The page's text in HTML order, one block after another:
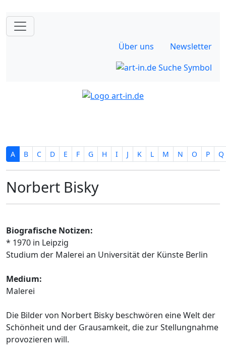
Über uns Newsletter
A B C D E F G H I J K L M N O P Q
Norbert Bisky
Biografische Notizen:
* 1970 in Leipzig
Studium der Malerei an Universität der Künste Berlin
Medium:
Malerei
Die Bilder von Norbert Bisky beschwören eine Welt der
Schönheit und der Grausamkeit, die zur Stellungnahme
provozieren will.